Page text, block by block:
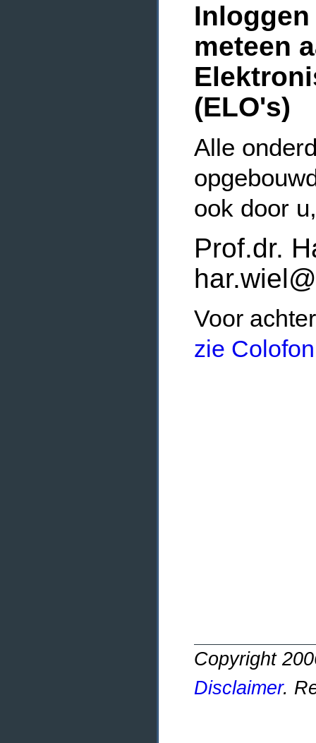
meteen
(ELO's)
Alle
ook door
Prof.dr.
Voor
zie Colofon
Copyright
Disclaimer.